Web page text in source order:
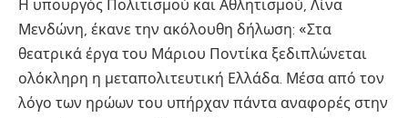
Η υπουργός Πολιτισμού και Αθλητισμού, Λίνα
Μενδώνη, έκανε την ακόλουθη δήλωση: «Στα
θεατρικά έργα του Μάριου Ποντίκα ξεδιπλώνεται
ολόκληρη η μεταπολιτευτική Ελλάδα. Μέσα από τον
λόγο των ηρώων του υπήρχαν πάντα αναφορές στην